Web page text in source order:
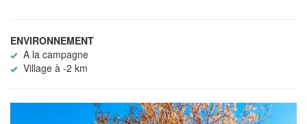
ENVIRONNEMENT
A la campagne
Village à -2 km